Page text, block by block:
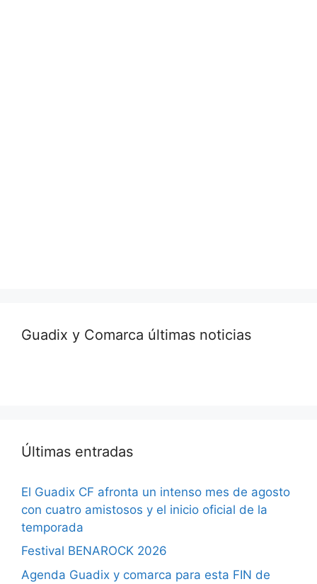
Guadix y Comarca últimas noticias
Últimas entradas
El Guadix CF afronta un intenso mes de agosto
con cuatro amistosos y el inicio oficial de la
temporada
Festival BENAROCK 2026
Agenda Guadix y comarca para esta FIN de